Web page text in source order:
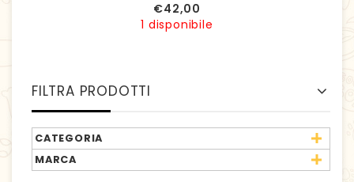
€42,00
1 disponibile
FILTRA PRODOTTI
CATEGORIA
MARCA